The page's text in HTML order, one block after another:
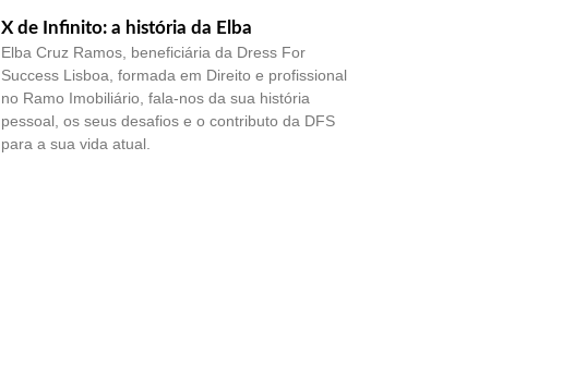
X de Infinito: a história da Elba
Elba Cruz Ramos, beneficiária da Dress For
Success Lisboa, formada em Direito e profissional
no Ramo Imobiliário, fala-nos da sua história
pessoal, os seus desafios e o contributo da DFS
para a sua vida atual.